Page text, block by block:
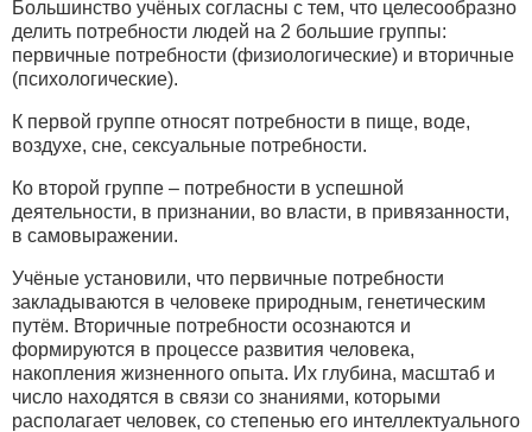
Большинство учёных согласны с тем, что целесообразно
делить потребности людей на 2 большие группы:
первичные потребности (физиологические) и вторичные
(психологические).
К первой группе относят потребности в пище, воде,
воздухе, сне, сексуальные потребности.
Ко второй группе – потребности в успешной
деятельности, в признании, во власти, в привязанности,
в самовыражении.
Учёные установили, что первичные потребности
закладываются в человеке природным, генетическим
путём. Вторичные потребности осознаются и
формируются в процессе развития человека,
накопления жизненного опыта. Их глубина, масштаб и
число находятся в связи со знаниями, которыми
располагает человек, со степенью его интеллектуального